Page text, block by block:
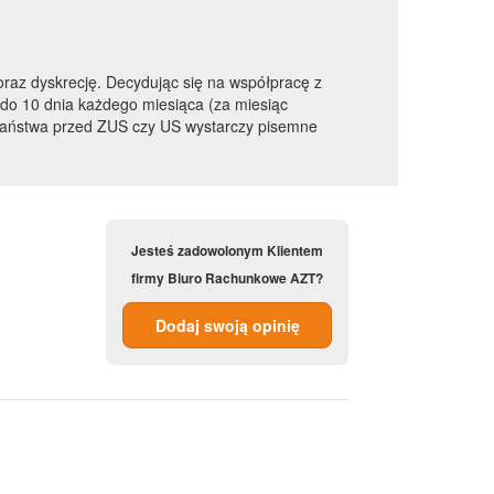
dyskrecję. Decydując się na współpracę z
10 dnia każdego miesiąca (za miesiąc
przed ZUS czy US wystarczy pisemne
Jesteś zadowolonym Klientem
firmy Biuro Rachunkowe AZT?
Dodaj swoją opinię